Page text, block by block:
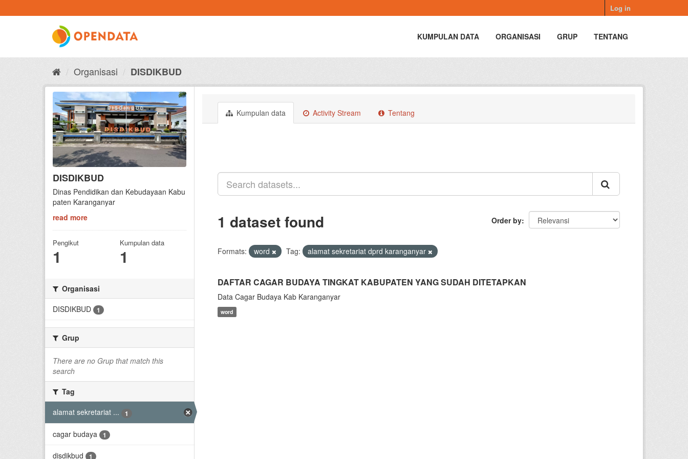
to
Log in
KUMPULAN DATA ORGANISASI GRUP TENTANG
Organisasi DISDIKBUD
DISDIKBUD
Dinas Pendidikan dan Kebudayaan Kabu
paten Karanganyar
read more
Pengikut
1
Kumpulan data
1
Organisasi
DISDIKBUD
1
Grup
There are no Grup that match this
search
Tag
alamat sekretariat ...
1
cagar budaya 1
disdikbud 1
Kumpulan data Activity Stream Tentang
Order by
1 dataset found
Formats: word Tag: alamat sekretariat dprd karanganyar
DAFTAR CAGAR BUDAYA TINGKAT KABUPATEN YANG SUDAH DITETAPKAN
Data Cagar Budaya Kab Karanganyar
word